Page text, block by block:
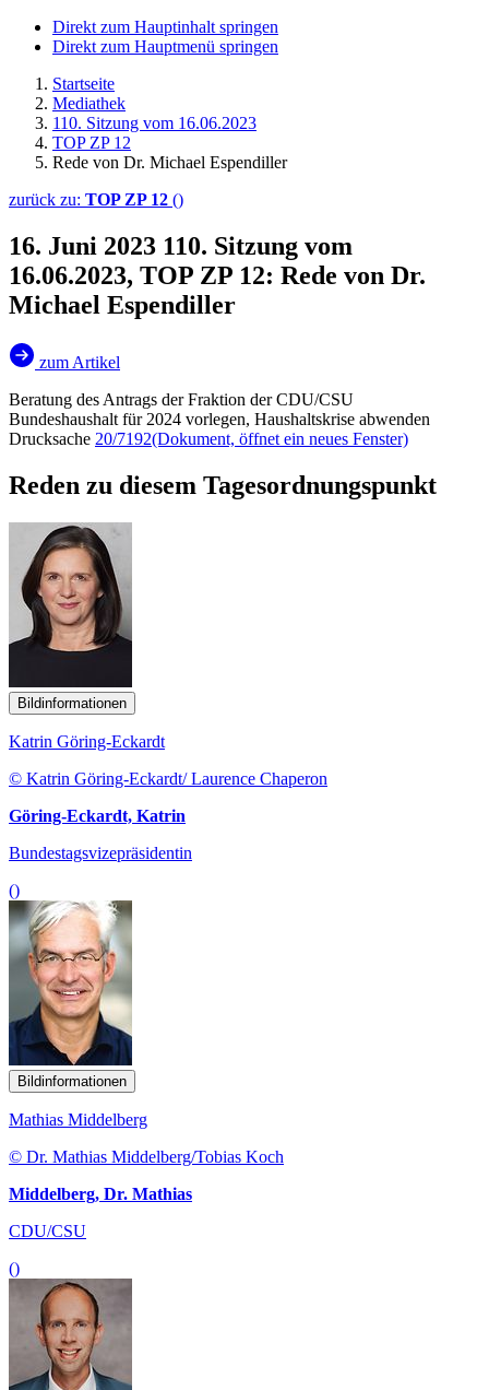
Direkt zum Hauptinhalt springen
Direkt zum Hauptmenü springen
Startseite
Mediathek
110. Sitzung vom 16.06.2023
TOP ZP 12
Rede von Dr. Michael Espendiller
zurück zu: TOP ZP 12 ()
16. Juni 2023 110. Sitzung vom
16.06.2023, TOP ZP 12: Rede von Dr.
Michael Espendiller
zum Artikel
Beratung des Antrags der Fraktion der CDU/CSU
Bundeshaushalt für 2024 vorlegen, Haushaltskrise abwenden
Drucksache 20/7192(Dokument, öffnet ein neues Fenster)
Reden zu diesem Tagesordnungspunkt
Bildinformationen
Katrin Göring-Eckardt
© Katrin Göring-Eckardt/ Laurence Chaperon
Göring-Eckardt, Katrin
Bundestagsvizepräsidentin
()
Bildinformationen
Mathias Middelberg
© Dr. Mathias Middelberg/Tobias Koch
Middelberg, Dr. Mathias
CDU/CSU
()